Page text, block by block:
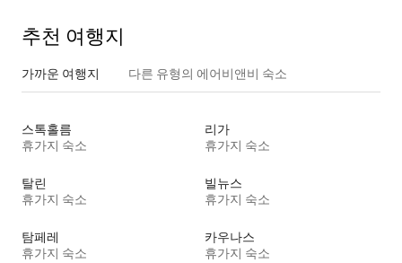
추천 여행지
가까운 여행지 다른 유형의 에어비앤비 숙소
스톡홀름
휴가지 숙소
리가
휴가지 숙소
탈린
휴가지 숙소
빌뉴스
휴가지 숙소
탐페레
휴가지 숙소
카우나스
휴가지 숙소